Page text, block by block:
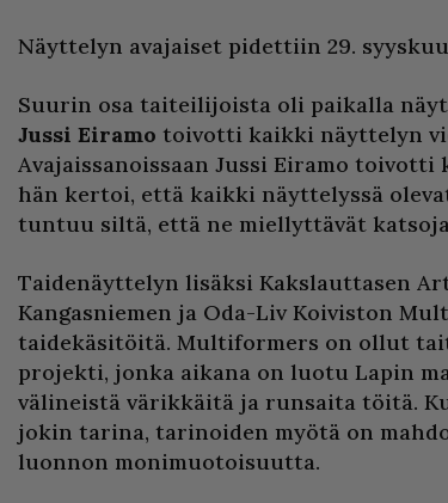
Näyttelyn avajaiset pidettiin 29.
Suurin osa taiteilijoista oli paikalla
Jussi Eiramo toivotti kaikki näyttelyn
Avajaissanoissaan Jussi Eiramo
hän kertoi, että kaikki näyttelyssä
tuntuu siltä, että ne miellyttävät
Taidenäyttelyn lisäksi Kakslauttasen
Kangasniemen ja Oda-Liv Koiviston
taidekäsitöitä. Multiformers on ollut
projekti, jonka aikana on luotu Lapin
välineistä värikkäitä ja runsaita töitä.
jokin tarina, tarinoiden myötä on
luonnon monimuotoisuutta.